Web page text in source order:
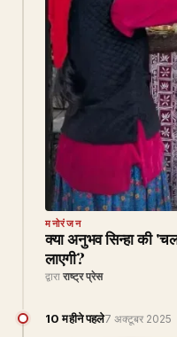
मनोरंजन
क्या अनुभव सिन्हा की
लाएगी?
द्वारा राष्ट्र प्रेस
10 महीने पहले7 अक्टूबर 2025